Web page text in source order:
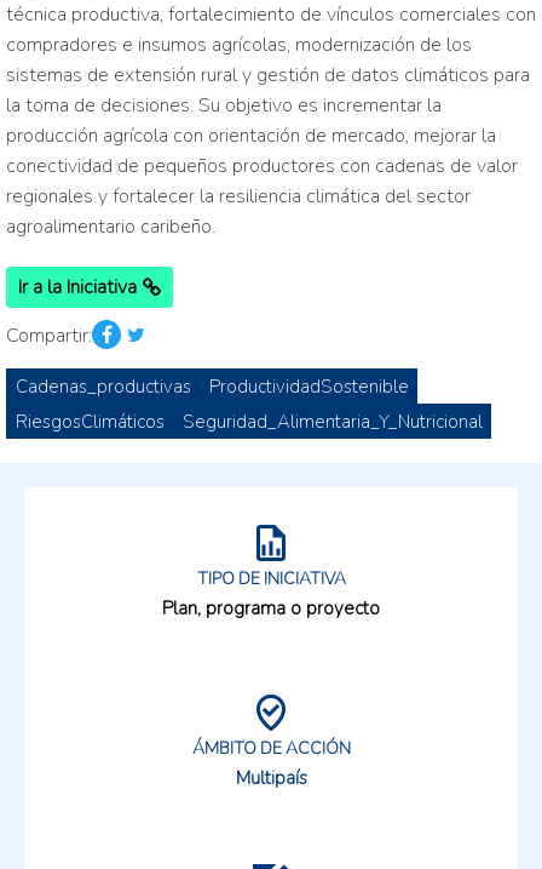
técnica productiva, fortalecimiento de vínculos comerciales con
compradores e insumos agrícolas, modernización de los
sistemas de extensión rural y gestión de datos climáticos para
la toma de decisiones. Su objetivo es incrementar la
producción agrícola con orientación de mercado, mejorar la
conectividad de pequeños productores con cadenas de valor
regionales y fortalecer la resiliencia climática del sector
agroalimentario caribeño.
Ir a la Iniciativa
Compartir:
Cadenas_productivas
ProductividadSostenible
RiesgosClimáticos
Seguridad_Alimentaria_Y_Nutricional
TIPO DE INICIATIVA
Plan, programa o proyecto
ÁMBITO DE ACCIÓN
Multipaís